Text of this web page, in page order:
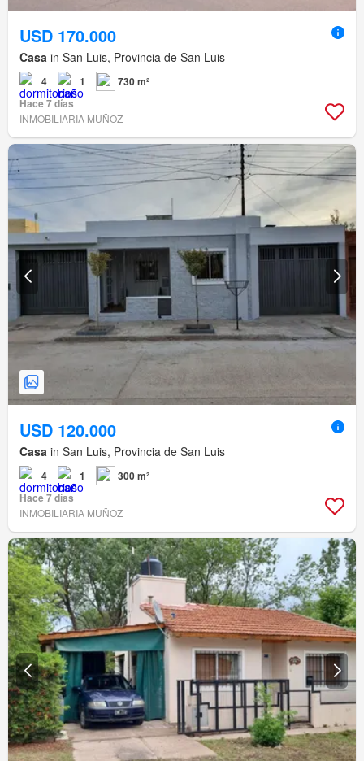
USD 170.000
Casa in San Luis, Provincia de San Luis
4 1
730 m²
Hace 7 días
INMOBILIARIA MUÑOZ
USD 120.000
Casa in San Luis, Provincia de San Luis
4 1
300 m²
Hace 7 días
INMOBILIARIA MUÑOZ